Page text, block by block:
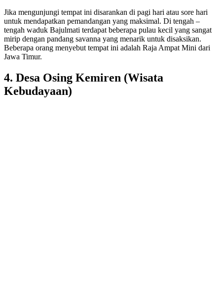
Jika mengunjungi tempat ini disarankan di pagi hari atau sore hari
untuk mendapatkan pemandangan yang maksimal. Di tengah –
tengah waduk Bajulmati terdapat beberapa pulau kecil yang sangat
mirip dengan pandang savanna yang menarik untuk disaksikan.
Beberapa orang menyebut tempat ini adalah Raja Ampat Mini dari
Jawa Timur.
4. Desa Osing Kemiren (Wisata
Kebudayaan)